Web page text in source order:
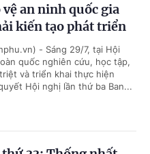
an ninh quốc gia
kiến tạo phát triển
- Sáng 29/7, tại Hội
quốc nghiên cứu, học tập,
và triển khai thực hiện
Hội nghị lần thứ ba Ban...